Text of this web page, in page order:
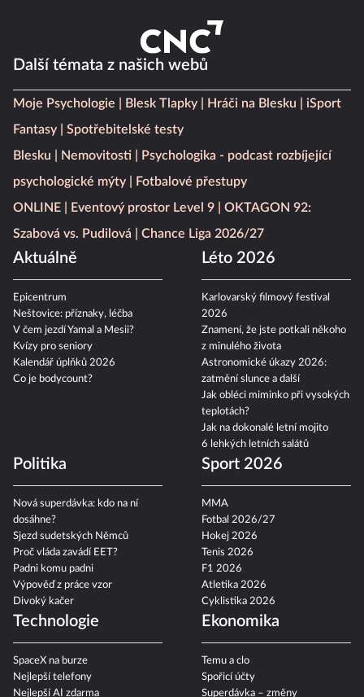
Další témata z našich webů
Moje Psychologie Blesk Tlapky Hráči na Blesku
iSport
Fantasy
Spotřebitelské testy
Blesku
Nemovitosti
Psychologika - podcast rozbíjející
psychologické mýty
Fotbalové přestupy
ONLINE
Eventový prostor Level 9
OKTAGON 92:
Szabová vs. Pudilová
Chance Liga 2026/27
Aktuálně
Epicentrum
Neštovice: příznaky, léčba
V čem jezdí Yamal a Mesii?
Kvízy pro seniory
Kalendář úplňků 2026
Co je bodycount?
Léto 2026
Karlovarský filmový festival
2026
Znamení, že jste potkali někoho
z minulého života
Astronomické úkazy 2026:
zatmění slunce a další
Jak obléci miminko při vysokých
teplotách?
Jak na dokonalé letní mojito
6 lehkých letních salátů
Politika
Nová superdávka: kdo na ní
dosáhne?
Sjezd sudetských Němců
Proč vláda zavádí EET?
Padni komu padni
Výpověď z práce vzor
Divoký kačer
Sport 2026
MMA
Fotbal 2026/27
Hokej 2026
Tenis 2026
F1 2026
Atletika 2026
Cyklistika 2026
Technologie
SpaceX na burze
Nejlepší telefony
Nejlepší AI zdarma
Ekonomika
Temu a clo
Spořicí účty
Superdávka – změny